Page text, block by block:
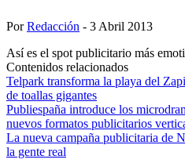
PorRedacción - 3 Abril 2013
Así es el spot publicitario más
Contenidos relacionados
Telpark transforma la playa del
de toallas gigantes
Publiespaña introduce los
nuevos formatos publicitarios
La nueva campaña publicitaria de
la gente real